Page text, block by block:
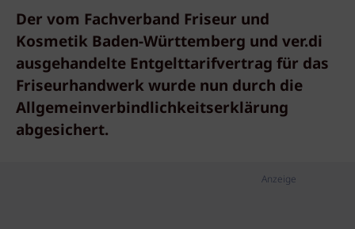
Der vom Fachverband Friseur und
Kosmetik Baden-Württemberg und ver.di
ausgehandelte Entgelttarifvertrag für das
Friseurhandwerk wurde nun durch die
Allgemeinverbindlichkeitserklärung
abgesichert.
Anzeige